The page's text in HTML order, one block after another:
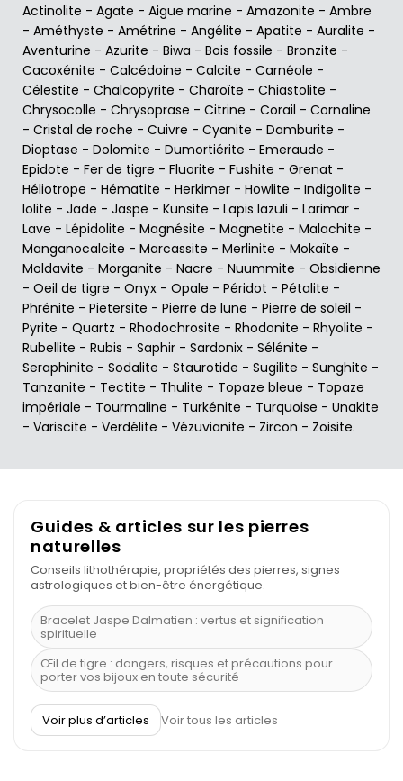
Actinolite - Agate - Aigue marine - Amazonite - Ambre
- Améthyste - Amétrine - Angélite - Apatite - Auralite -
Aventurine - Azurite - Biwa - Bois fossile - Bronzite -
Cacoxénite - Calcédoine - Calcite - Carnéole -
Célestite - Chalcopyrite - Charoïte - Chiastolite -
Chrysocolle - Chrysoprase - Citrine - Corail - Cornaline
- Cristal de roche - Cuivre - Cyanite - Damburite -
Dioptase - Dolomite - Dumortiérite - Emeraude -
Epidote - Fer de tigre - Fluorite - Fushite - Grenat -
Héliotrope - Hématite - Herkimer - Howlite - Indigolite -
Iolite - Jade - Jaspe - Kunsite - Lapis lazuli - Larimar -
Lave - Lépidolite - Magnésite - Magnetite - Malachite -
Manganocalcite - Marcassite - Merlinite - Mokaïte -
Moldavite - Morganite - Nacre - Nuummite - Obsidienne
- Oeil de tigre - Onyx - Opale - Péridot - Pétalite -
Phrénite - Pietersite - Pierre de lune - Pierre de soleil -
Pyrite - Quartz - Rhodochrosite - Rhodonite - Rhyolite -
Rubellite - Rubis - Saphir - Sardonix - Sélénite -
Seraphinite - Sodalite - Staurotide - Sugilite - Sunghite -
Tanzanite - Tectite - Thulite - Topaze bleue - Topaze
impériale - Tourmaline - Turkénite - Turquoise - Unakite
- Variscite - Verdélite - Vézuvianite - Zircon - Zoisite.
Guides & articles sur les pierres
naturelles
Conseils lithothérapie, propriétés des pierres, signes
astrologiques et bien-être énergétique.
Bracelet Jaspe Dalmatien : vertus et signification
spirituelle
Œil de tigre : dangers, risques et précautions pour
porter vos bijoux en toute sécurité
À quel poignet porter un bracelet de pierre
Découvrez le scorpion et ses pierres
Voir plus d’articles Voir tous les articles